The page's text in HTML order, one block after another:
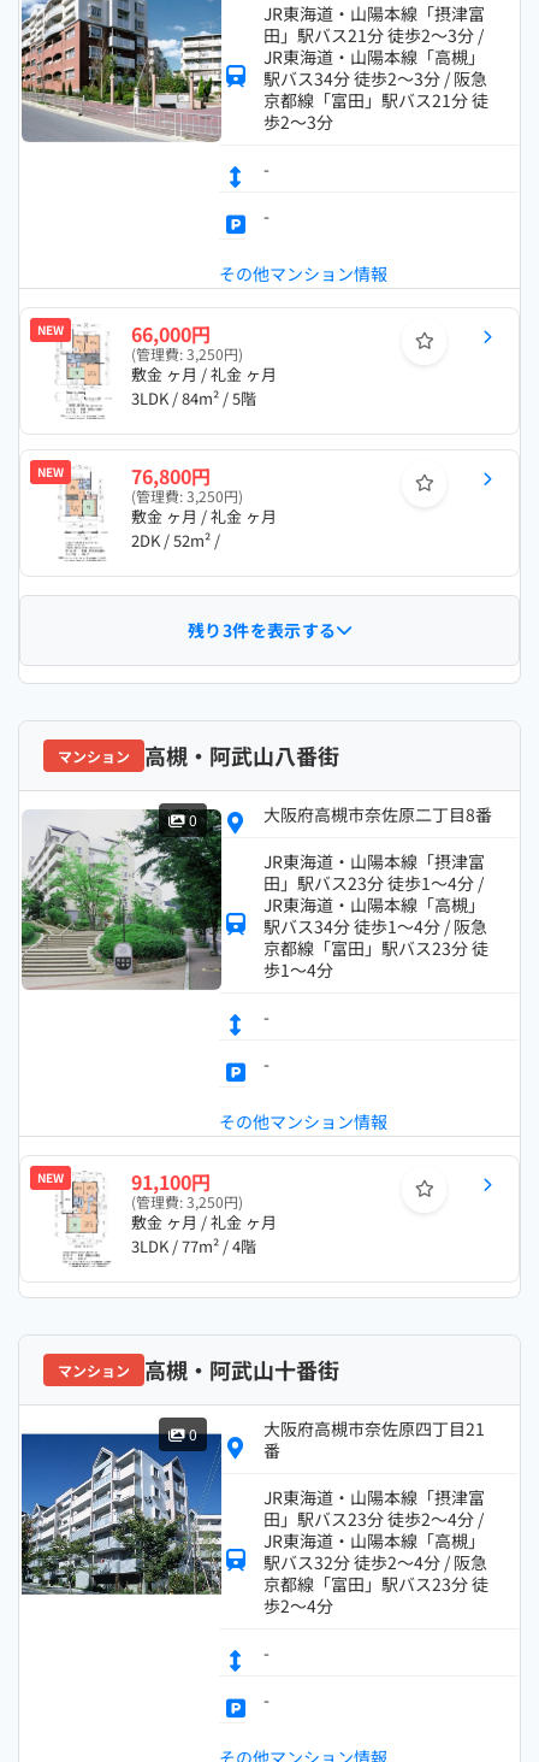
JR東海道・山陽本線「摂津富
田」駅バス21分 徒歩2～3分 /
JR東海道・山陽本線「高槻」
駅バス34分 徒歩2～3分 / 阪急
京都線「富田」駅バス21分 徒
歩2～3分
-
-
その他マンション情報
NEW 66,000円
(管理費: 3,250円)
敷金 ヶ月 / 礼金 ヶ月
3LDK / 84m² / 5階
NEW 76,800円
(管理費: 3,250円)
敷金 ヶ月 / 礼金 ヶ月
2DK / 52m² /
残り3件を表示する
マンション 高槻・阿武山八番街
0
大阪府高槻市奈佐原二丁目8番
JR東海道・山陽本線「摂津富
田」駅バス23分 徒歩1～4分 /
JR東海道・山陽本線「高槻」
駅バス34分 徒歩1～4分 / 阪急
京都線「富田」駅バス23分 徒
歩1～4分
-
-
その他マンション情報
NEW 91,100円
(管理費: 3,250円)
敷金 ヶ月 / 礼金 ヶ月
3LDK / 77m² / 4階
マンション 高槻・阿武山十番街
0
大阪府高槻市奈佐原四丁目21
番
JR東海道・山陽本線「摂津富
田」駅バス23分 徒歩2～4分 /
JR東海道・山陽本線「高槻」
駅バス32分 徒歩2～4分 / 阪急
京都線「富田」駅バス23分 徒
歩2～4分
-
-
その他マンション情報